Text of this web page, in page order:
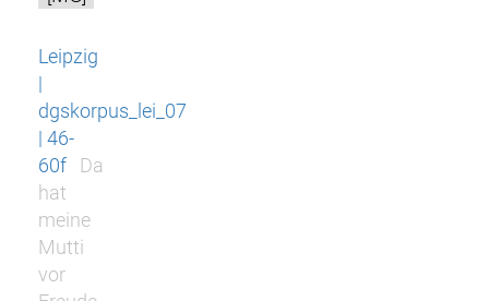
Leipzig
|
dgskorpus_lei_07
| 46-
60f
Da
hat
meine
Mutti
vor